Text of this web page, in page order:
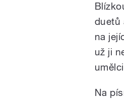
duetů
na
už ji
Na